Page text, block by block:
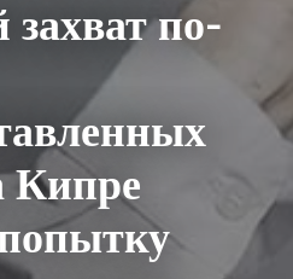
захват по-
Кипре